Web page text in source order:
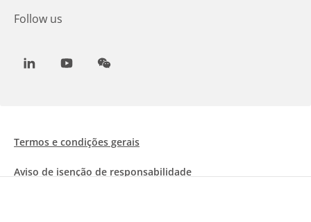
Follow us
LinkedInYoutubeWeChat
Termos e condições gerais
Aviso de isenção de responsabilidade